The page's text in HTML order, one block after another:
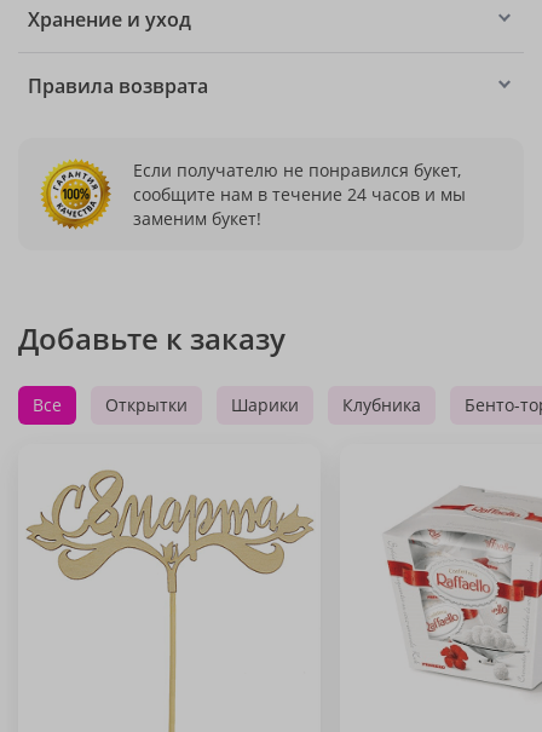
Хранение и уход
Правила возврата
Если получателю не понравился букет,
сообщите нам в течение 24 часов и мы
заменим букет!
Добавьте к заказу
Все Открытки Шарики Клубника Бенто-